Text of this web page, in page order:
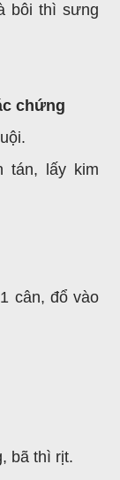
bôi thì sưng
chứng
tán, lấy kim
cân, đổ vào
bã thì rịt.